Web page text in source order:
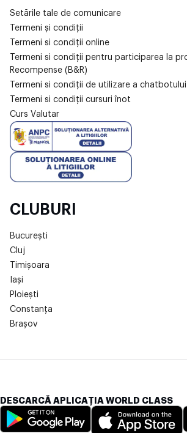
Setările tale de comunicare
Termeni și condiții
Termeni si condiții online
Termeni si condiții pentru participarea la
Recompense (B&R)
Termeni si condiții de utilizare a chatbotului
Termeni si condiții cursuri înot
Curs Valutar
CLUBURI
București
Cluj
Timișoara
Iași
Ploiești
Constanța
Brașov
DESCARCĂ APLICAȚIA WORLD CLASS